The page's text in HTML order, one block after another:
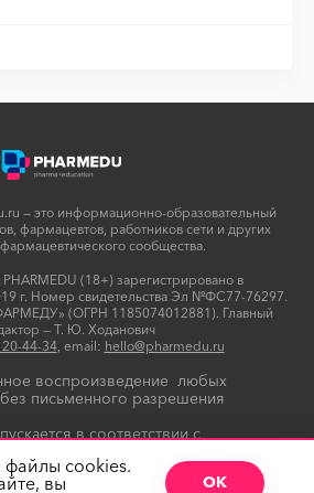
— это информационно-образовательный
фармацевтов, работников сети и других
сообщества.
(18+) зарегистрировано в
г. Номер свидетельства Эл №ФС77-76297.
(ОГРН 1185074012881). Главный
— Т. Ю. Ходанович
44-34, email: hello@pharmedu.ru
воспроизведение любых
письменного разрешения
в соответствии с
cookies.
вы
ОК